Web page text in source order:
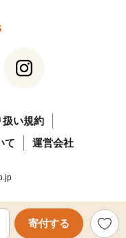
寄付する
扱い規約
て
運営会社